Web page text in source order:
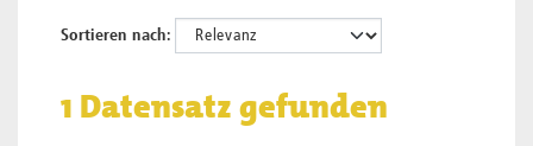
Sortieren nach
1 Datensatz gefunden